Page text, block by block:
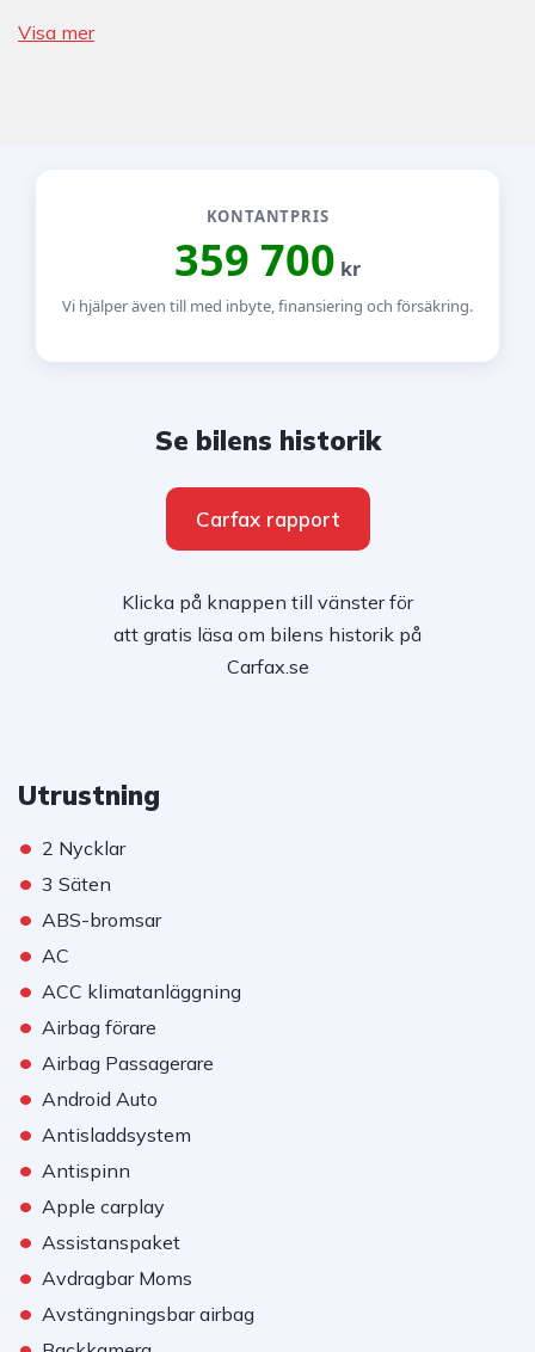
Visa mer
KONTANTPRIS
359 700 kr
Vi hjälper även till med inbyte, finansiering och försäkring.
Se bilens historik
Carfax rapport
Klicka på knappen till vänster för
att gratis läsa om bilens historik på
Carfax.se
Utrustning
• 2 Nycklar
• 3 Säten
• ABS-bromsar
• AC
• ACC klimatanläggning
• Airbag förare
• Airbag Passagerare
• Android Auto
• Antisladdsystem
• Antispinn
• Apple carplay
• Assistanspaket
• Avdragbar Moms
• Avstängningsbar airbag